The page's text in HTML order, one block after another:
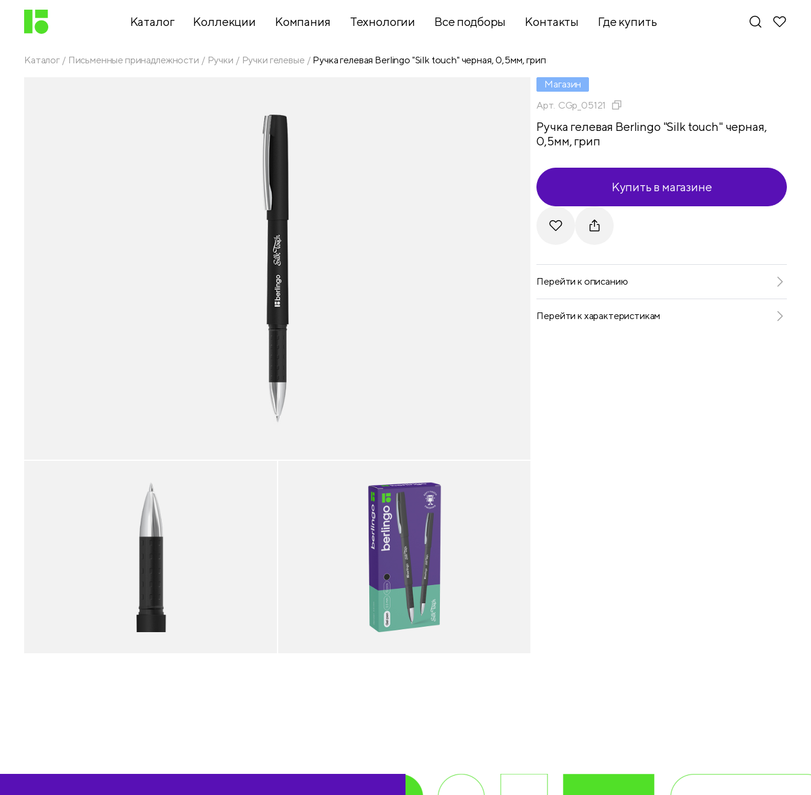
Каталог
Новинки
Коллекции Компания Технологии Все подборы Контакты Где купить
Каталог Письменные принадлежности Ручки Ручки гелевые Ручка гелевая Berlingo "Silk touch" черная, 0,5мм, грип
Магазин
Арт. CGp_05121
Ручка гелевая Berlingo "Silk touch" черная,
0,5мм, грип
Купить в магазине
Telegram
VKontakte
Перейти к описанию
Перейти к характеристикам